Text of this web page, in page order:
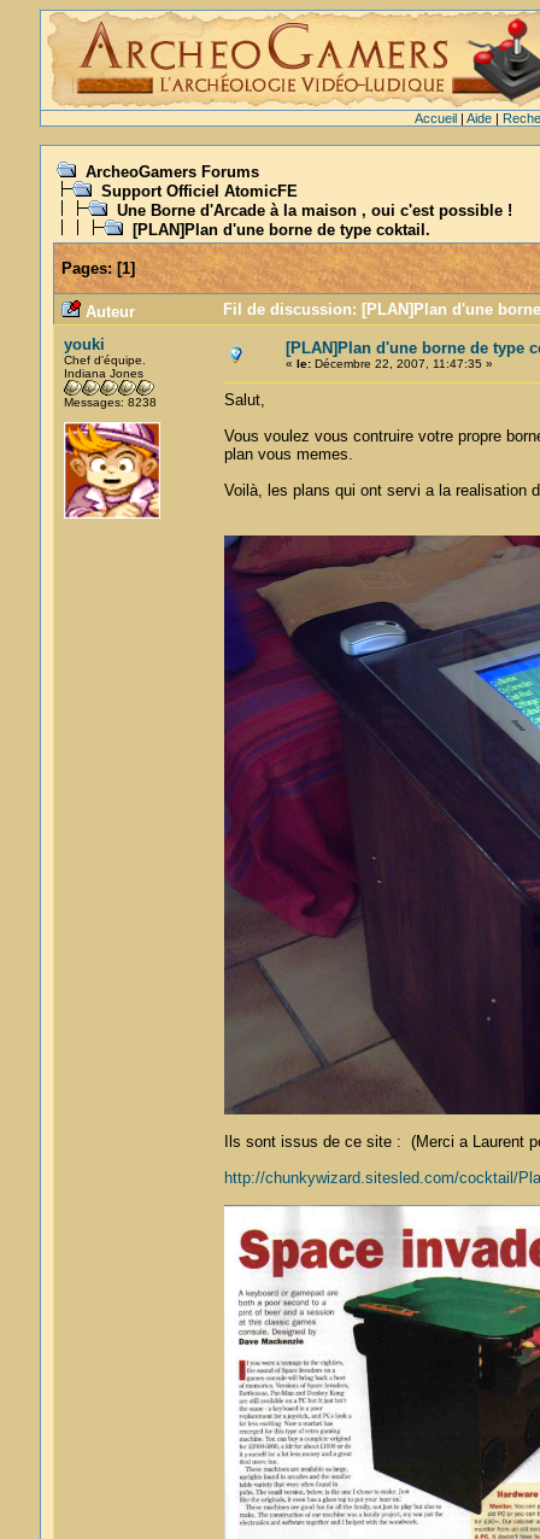
Accueil| Aide|
ArcheoGamers Forums
Support Officiel AtomicFE
Une Borne d'Arcade à la maison , oui c'est possible !
[PLAN]Plan d'une borne de type coktail.
Pages:[1]
Auteur
Fil de discussion: [PLAN]Plan d'une
youki
Chef d'équipe.
Indiana Jones
Messages: 8238
[PLAN]Plan d'une borne de type
« le:Décembre 22, 2007, 11:47:35 »
Salut,
Vous voulez vous contruire votre propre
plan vous memes.
Voilà, les plans qui ont servi a la realisation
Ils sont issus de ce site : (Merci a Laurent
http://chunkywizard.sitesled.com/cocktail/